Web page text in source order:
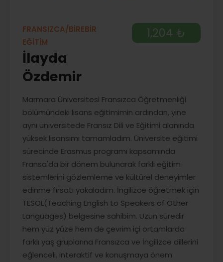
FRANSIZCA/BİREBİR
EĞİTİM
İlayda
Özdemir
1,204 ₺
Marmara Üniversitesi Fransızca Öğretmenliği
bölümündeki lisans eğitimimin ardından, yine
aynı üniversitede Fransız Dili ve Eğitimi alanında
yüksek lisansımı tamamladım. Üniversite eğitimi
sürecinde Erasmus programı kapsamında
Fransa'da bir dönem bulunarak farklı eğitim
sistemlerini gözlemleme ve kültürel deneyimler
edinme fırsatı yakaladım. İngilizce öğretmek için
TESOL(Teaching English to Speakers of Other
Languages) belgesine sahibim. Uzun süredir
hem yüz yüze hem de çevrim içi ortamlarda
farklı yaş gruplarına Fransızca ve İngilizce dillerini
eğlenceli, interaktif ve konuşmaya önem